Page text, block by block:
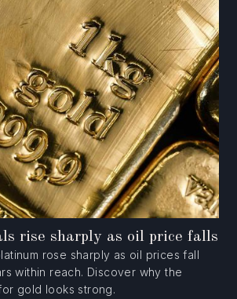
rise sharply as oil price falls
rose sharply as oil prices fall
within reach. Discover why the
gold looks strong.